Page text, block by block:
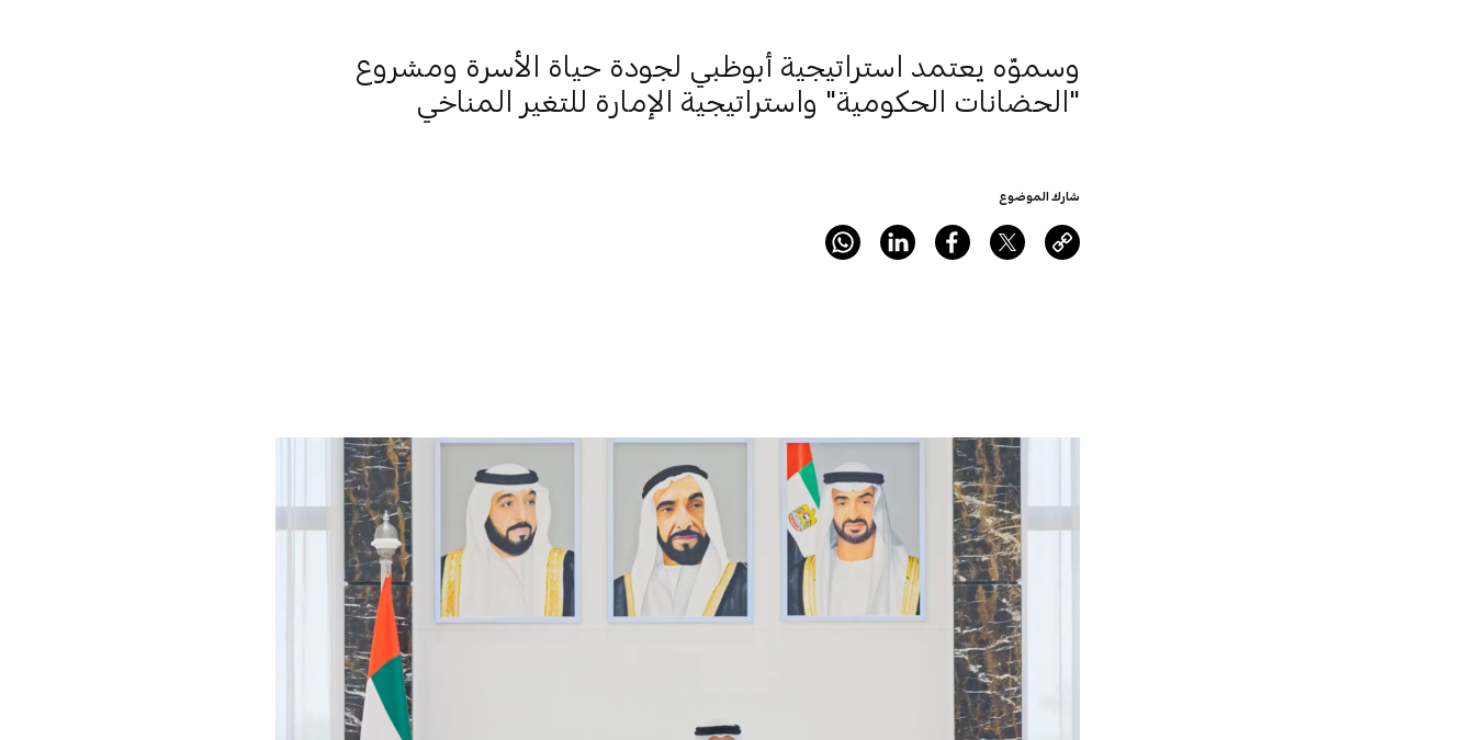
وسموّه يعتمد استراتيجية أبوظبي لجودة حياة الأسرة ومشروع
"الحضانات الحكومية" واستراتيجية الإمارة للتغير المناخي
شارك الموضوع